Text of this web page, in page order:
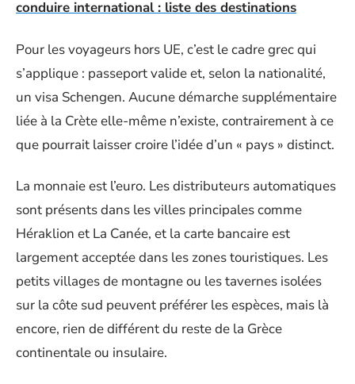
conduire international : liste des destinations
Pour les voyageurs hors UE, c’est le cadre grec qui
s’applique : passeport valide et, selon la nationalité,
un visa Schengen. Aucune démarche supplémentaire
liée à la Crète elle-même n’existe, contrairement à ce
que pourrait laisser croire l’idée d’un « pays » distinct.
La monnaie est l’euro. Les distributeurs automatiques
sont présents dans les villes principales comme
Héraklion et La Canée, et la carte bancaire est
largement acceptée dans les zones touristiques. Les
petits villages de montagne ou les tavernes isolées
sur la côte sud peuvent préférer les espèces, mais là
encore, rien de différent du reste de la Grèce
continentale ou insulaire.